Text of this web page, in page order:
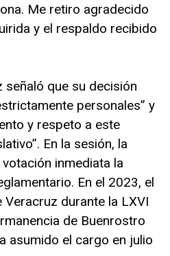
Me retiro agradecido
y el respaldo recibido
señaló que su decisión
personales” y
y respeto a este
En la sesión, la
inmediata la
En el 2023, el
Veracruz durante la LXVI
de Buenrostro
asumido el cargo en julio